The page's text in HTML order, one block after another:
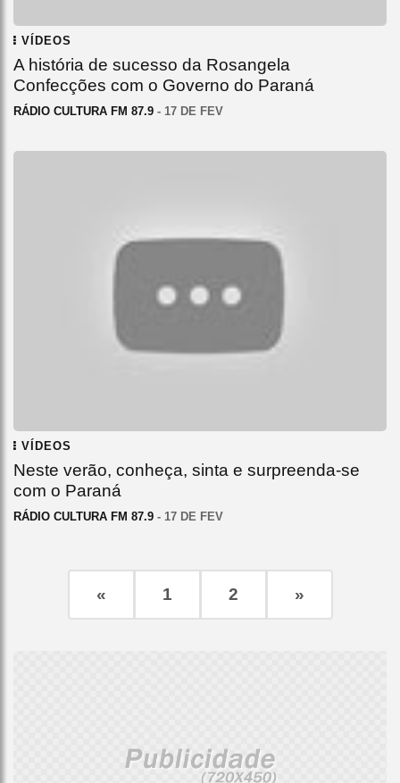
VÍDEOS
A história de sucesso da Rosangela
Confecções com o Governo do Paraná
RÁDIO CULTURA FM 87.9 - 17 DE FEV
VÍDEOS
Neste verão, conheça, sinta e surpreenda-se
com o Paraná
RÁDIO CULTURA FM 87.9 - 17 DE FEV
« 1 2 »